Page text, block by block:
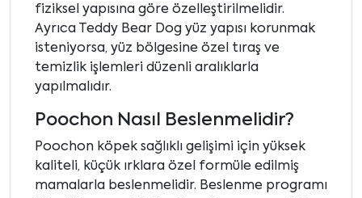
fiziksel yapısına göre özelleştirilmelidir.
Ayrıca Teddy Bear Dog yüz yapısı korunmak
isteniyorsa, yüz bölgesine özel tıraş ve
temizlik işlemleri düzenli aralıklarla
yapılmalıdır.
Poochon Nasıl Beslenmelidir?
Poochon köpek sağlıklı gelişimi için yüksek
kaliteli, küçük ırklara özel formüle edilmiş
mamalarla beslenmelidir. Beslenme programı